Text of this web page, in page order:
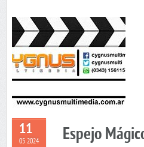
11
05 2024 Espejo